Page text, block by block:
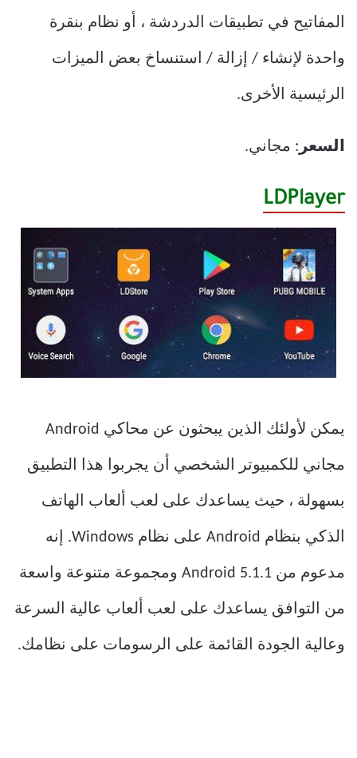
المفاتيح في تطبيقات الدردشة ، أو نظام بنقرة
واحدة لإنشاء / إزالة / استنساخ بعض الميزات
الرئيسية الأخرى.
السعر : مجاني.
LDPlayer
يمكن لأولئك الذين يبحثون عن محاكي Android
مجاني للكمبيوتر الشخصي أن يجربوا هذا التطبيق
بسهولة ، حيث يساعدك على لعب ألعاب الهاتف
الذكي بنظام Android على نظام Windows. إنه
مدعوم من Android 5.1.1 ومجموعة متنوعة واسعة
من التوافق يساعدك على لعب ألعاب عالية السرعة
وعالية الجودة القائمة على الرسومات على نظامك.